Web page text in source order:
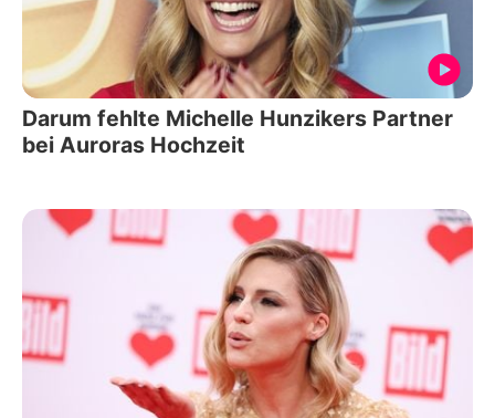
Darum fehlte Michelle Hunzikers Partner
bei Auroras Hochzeit